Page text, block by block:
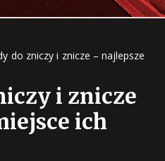
do zniczy i znicze – najlepsze
i znicze
ich